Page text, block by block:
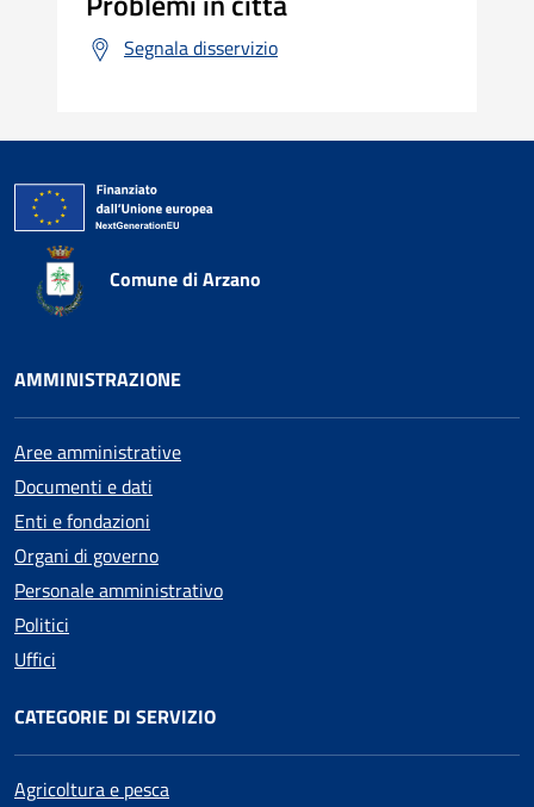
Segnala disservizio
Comune di Arzano
AMMINISTRAZIONE
Aree amministrative
Documenti e dati
Enti e fondazioni
Organi di governo
Personale amministrativo
Politici
Uffici
CATEGORIE DI SERVIZIO
Agricoltura e pesca